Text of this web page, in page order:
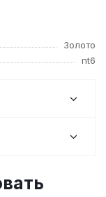
Золото
nt6